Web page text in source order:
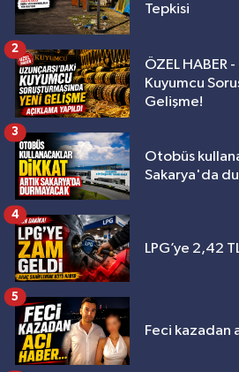
Tepkisi
ÖZEL HABER
Kuyumcu
Gelişme!
2
Otobüs
Sakarya'da
3
LPG’ye 2,42
4
Feci kazadan
5